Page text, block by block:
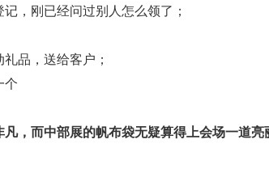
，刚已经问过别人怎么领了；
品，送给客户；
个
， 而中部展的帆布袋无疑算得上会场一道亮